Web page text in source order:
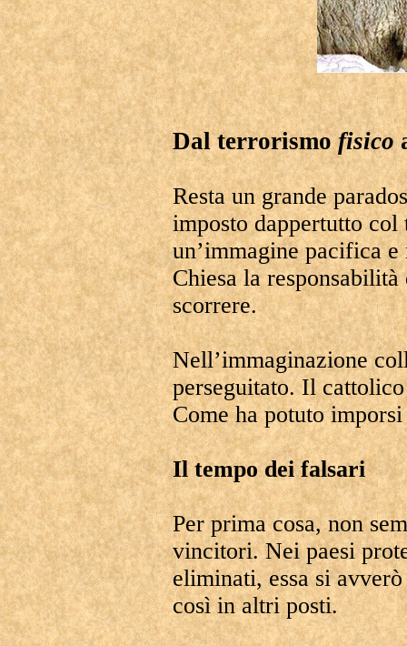
Dal terrorismofisico
Resta un grande
imposto dappertutto
un’immagine pacifica
Chiesa la
scorrere.
Nell’immaginazione
perseguitato. Il
Come ha potuto
Il tempo dei falsari
Per prima cosa, non
vincitori. Nei paesi
eliminati, essa si
così in altri posti.